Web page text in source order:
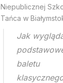
Niepublicznej
Tańca w
Jak
baletu